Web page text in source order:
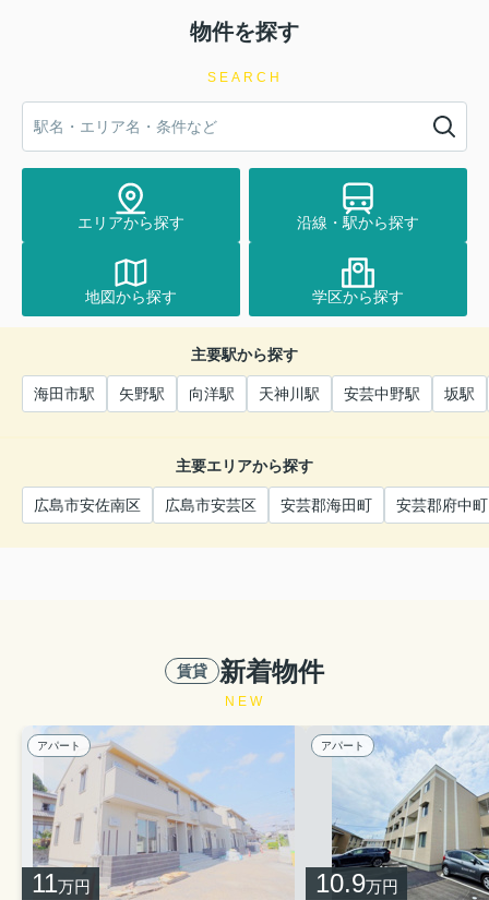
物件を探す
SEARCH
エリアから探す 沿線・駅から探す
地図から探す 学区から探す
主要駅から探す
海田市駅 矢野駅 向洋駅 天神川駅 安芸中野駅 坂駅
主要エリアから探す
広島市安佐南区 広島市安芸区 安芸郡海田町 安芸郡府中町
賃貸 新着物件
NEW
アパート
11万円
アパート
10.9万円